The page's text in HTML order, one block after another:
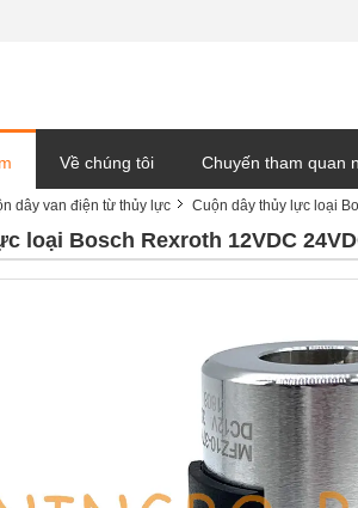
Về chúng tôi Chuyến tham quan
tin tức công ty
dây van điện từ thủy lực Cuộn dây thủy lực loại
loại Bosch Rexroth 12VDC